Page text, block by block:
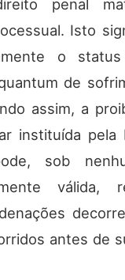
penal
Isto
o
de
assim, a
instituída pela
sob
válida,
antes de